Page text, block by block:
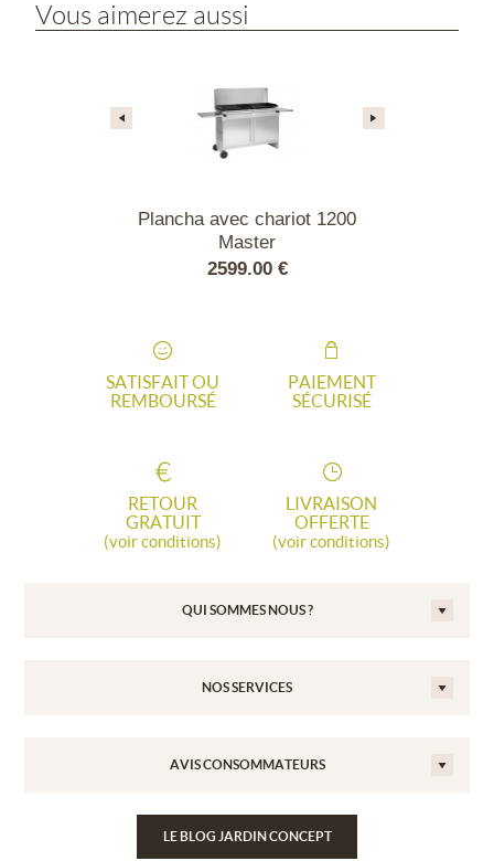
Vous aimerez aussi
Plancha avec chariot 1200
Master
2599.00 €
SATISFAIT OU
REMBOURSÉ
PAIEMENT
SÉCURISÉ
RETOUR
GRATUIT
(voir conditions)
LIVRAISON
OFFERTE
(voir conditions)
QUI SOMMES NOUS ?
NOS SERVICES
AVIS CONSOMMATEURS
LE BLOG JARDIN CONCEPT